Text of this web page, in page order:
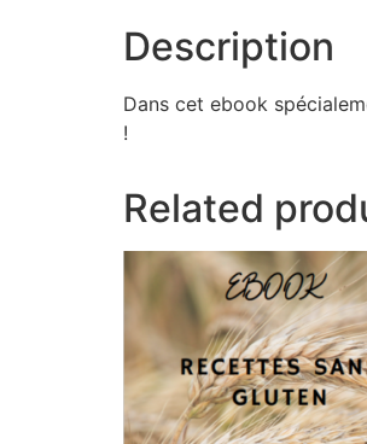
Description
Dans cet ebook
!
Related